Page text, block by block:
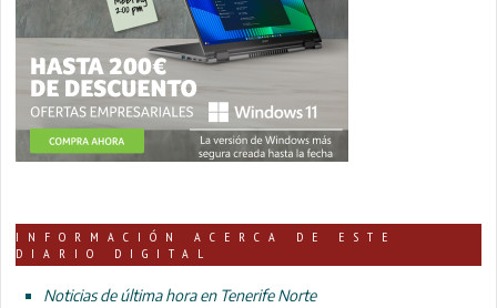
INFORMACIÓN ACERCA DE ESTE
DIARIO DIGITAL
Noticias de última hora en Tenerife Norte